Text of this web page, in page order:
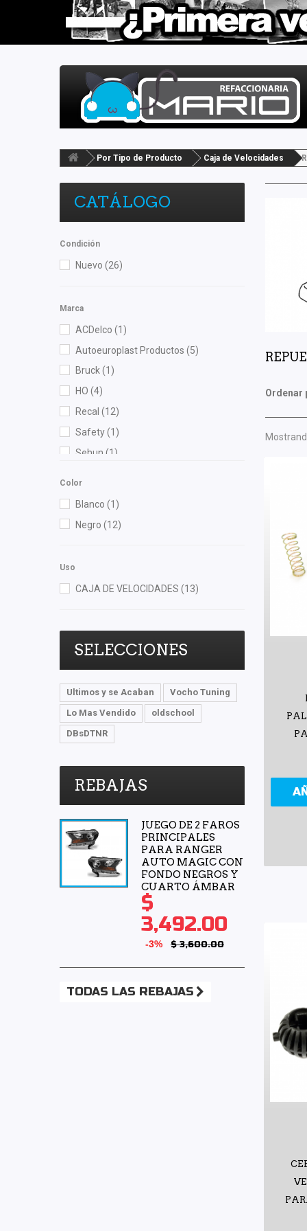
Por Tipo de Producto Caja de Velocidades
CATÁLOGO
Condición
Nuevo (26)
Marca
ACDelco (1)
Autoeuroplast Productos (5)
Bruck(1)
HO (4)
Recal (12)
Safety(1)
Sehun (1)
Color
Blanco (1)
Negro (12)
Uso
CAJA DE VELOCIDADES (13)
SELECCIONES
Ultimos y se Acaban
Vocho Tuning
Lo Mas Vendido
oldschool
DBsDTNR
REBAJAS
JUEGO DE 2 FAROS
PRINCIPALES
PARA RANGER
AUTO MAGIC CON
FONDO NEGROS Y
CUARTO ÁMBAR
$
3,492.00
-3% $ 3,600.00
TODAS LAS REBAJAS
Ordenar